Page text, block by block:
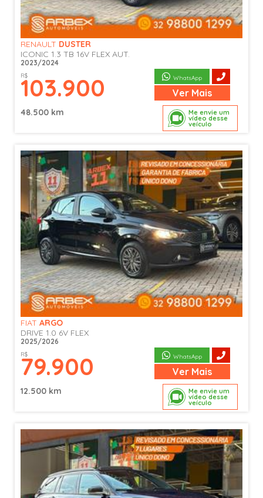
Me envie um
vídeo desse
veículo
RENAULT DUSTER
ICONIC 1.3 TB 16V FLEX AUT.
2023/2024
R$
103.900 WhatsApp
Ver Mais
48.500 km
Me envie um
vídeo desse
veículo
FIAT ARGO
DRIVE 1.0 6V FLEX
2025/2026
R$
79.900 WhatsApp
Ver Mais
12.500 km